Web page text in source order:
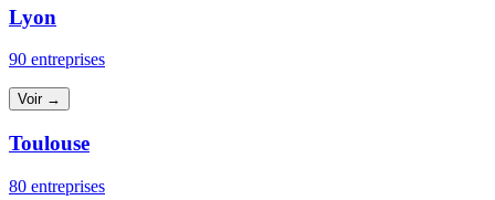
Lyon
90 entreprises
Voir →
Toulouse
80 entreprises